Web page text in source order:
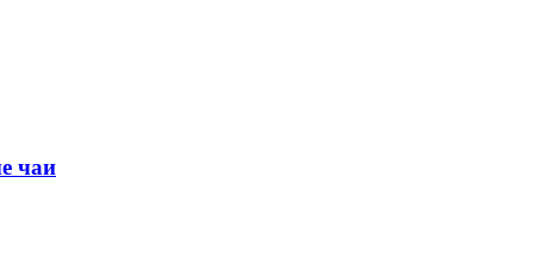
чаи